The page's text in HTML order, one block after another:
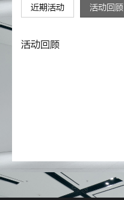
近期活动 活动回顾
活动回顾